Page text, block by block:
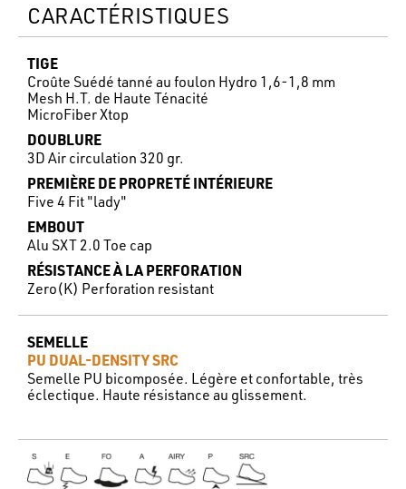
CARACTÉRISTIQUES
TIGE
Croûte Suédé tanné au foulon Hydro 1,6-1,8 mm
Mesh H.T. de Haute Ténacité
MicroFiber Xtop
DOUBLURE
3D Air circulation 320 gr.
PREMIÈRE DE PROPRETÉ INTÉRIEURE
Five 4 Fit "lady"
EMBOUT
Alu SXT 2.0 Toe cap
RÉSISTANCE À LA PERFORATION
Zero(K) Perforation resistant
SEMELLE
PU DUAL-DENSITY SRC
Semelle PU bicomposée. Légère et confortable, très
éclectique. Haute résistance au glissement.